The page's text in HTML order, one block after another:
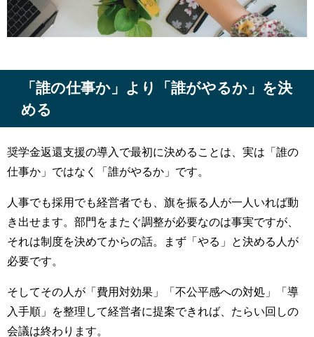
「誰の仕事か」より「誰がやるか」を決
める
奨学金返還支援の導入で最初に決めることは、実は「誰の
仕事か」ではなく「誰がやるか」です。
人事でも採用でも経営者でも、旗を振る人が一人いれば動
き出せます。部門をまたぐ調整が必要なのは事実ですが、
それは制度を決めてからの話。まず「やる」と決める人が
必要です。
そしてその人が「費用対効果」「不公平感への対処」「導
入手順」を整理して経営者に提案できれば、たらい回しの
会議は終わります。